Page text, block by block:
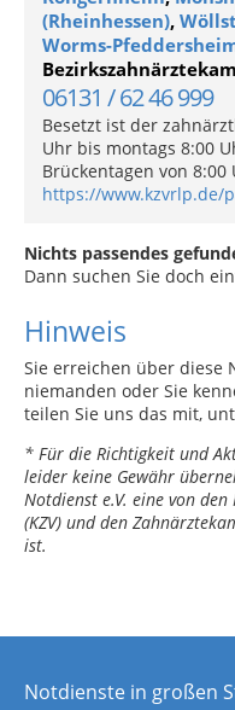
(Rheinhessen),
Worms-
06131 / 62 46 999
Besetzt ist der
Uhr bis montags 8:00
Brückentagen von 8:00
https://www.kzvrlp.de/
Nichts passendes
Dann suchen Sie doch
Hinweis
Sie erreichen über diese
niemanden oder Sie
teilen Sie uns das mit,
* Für die Richtigkeit und
leider keine Gewähr
Notdienst e.V. eine von
(KZV) und den
ist.
Notdienste in großen